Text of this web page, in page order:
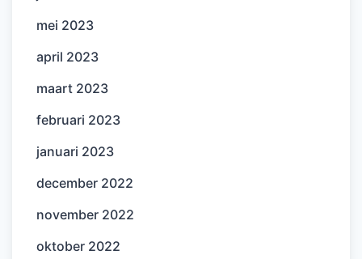
mei 2023
april 2023
maart 2023
februari 2023
januari 2023
december 2022
november 2022
oktober 2022